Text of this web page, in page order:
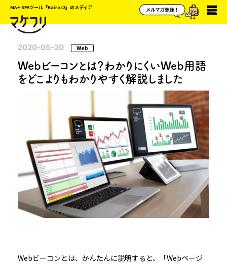
MA＋SFAツール「Kairos3」のメディア
2020-05-20 Web
Webビーコンとは？わかりにくいWeb用語
をどこよりもわかりやすく解説しました
Webビーコンとは、かんたんに説明すると、「Webページ